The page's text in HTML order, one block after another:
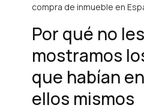
compra de inmueble en
Por qué no les
mostramos
que habían
ellos mismos